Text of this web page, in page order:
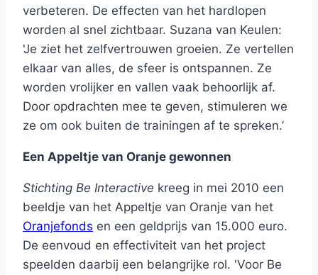
verbeteren. De effecten van het hardlopen
worden al snel zichtbaar. Suzana van Keulen:
'Je ziet het zelfvertrouwen groeien. Ze vertellen
elkaar van alles, de sfeer is ontspannen. Ze
worden vrolijker en vallen vaak behoorlijk af.
Door opdrachten mee te geven, stimuleren we
ze om ook buiten de trainingen af te spreken.’
Een Appeltje van Oranje gewonnen
Stichting Be Interactive kreeg in mei 2010 een
beeldje van het Appeltje van Oranje van het
Oranjefonds en een geldprijs van 15.000 euro.
De eenvoud en effectiviteit van het project
speelden daarbij een belangrijke rol. 'Voor Be